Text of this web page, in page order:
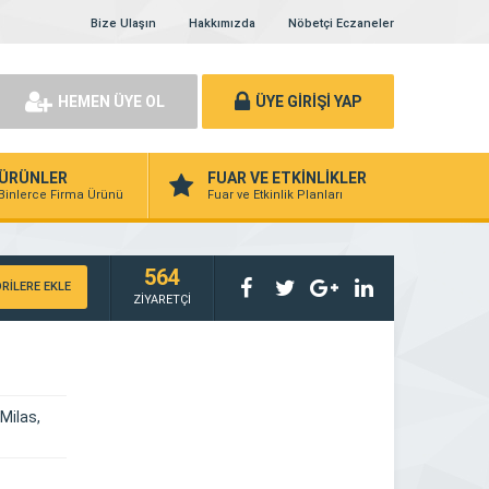
Bize Ulaşın Hakkımızda Nöbetçi Eczaneler
HEMEN ÜYE OL ÜYE GİRİŞİ YAP
Firma Ürünü
FUAR VE ETKİNLİKLER
Fuar ve Etkinlik Planları
EKLE 564
ZİYARETÇİ